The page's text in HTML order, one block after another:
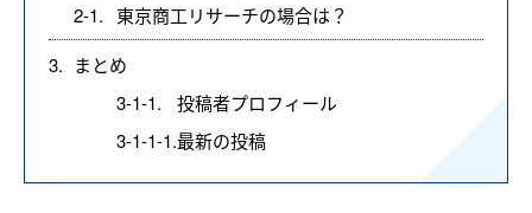
2-1.
東京商工リサーチの場合は？
3. まとめ
3-1-1.
投稿者プロフィール
3-1-1-1.最新の投稿